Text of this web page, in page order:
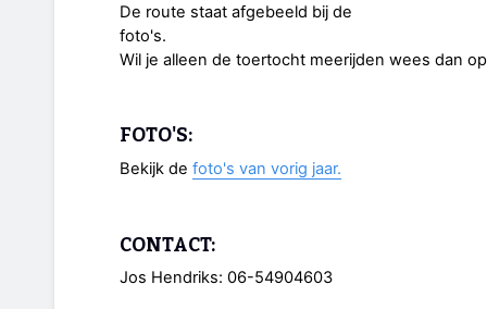
De route staat afgebeeld bij de
foto's.
Wil je alleen de toertocht meerijden wees dan
FOTO'S:
Bekijk de foto's van vorig jaar.
CONTACT:
Jos Hendriks: 06-54904603